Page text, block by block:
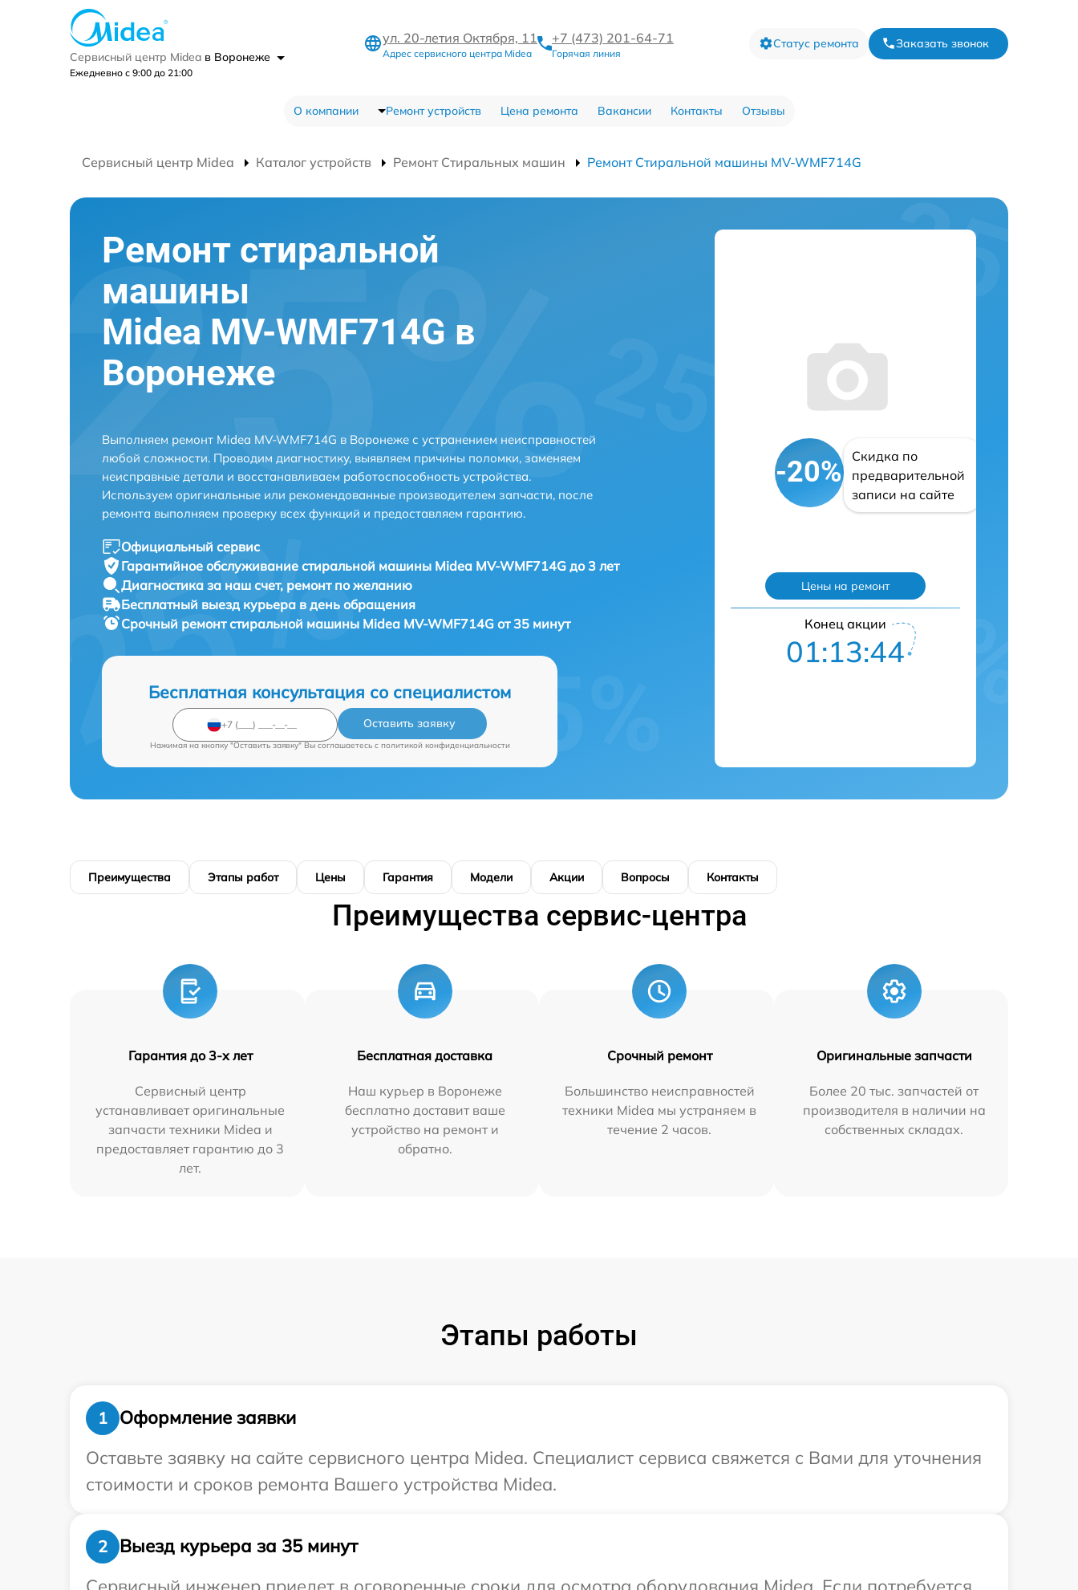
Сервисный центр Midea в Воронеже
Ежедневно с 9:00 до 21:00
ул. 20-летия Октября, 11
Адрес сервисного центра Midea
+7 (473) 201-64-71
Горячая линия
Статус ремонта Заказать звонок
О компании Ремонт устройств Цена ремонта Вакансии Контакты Отзывы
Сервисный центр Midea Каталог устройств Ремонт Стиральных машин Ремонт Стиральной машины MV-WMF714G
Ремонт стиральной
машины
Midea MV-WMF714G в
Воронеже
Выполняем ремонт Midea MV-WMF714G в Воронеже с устранением неисправностей
любой сложности. Проводим диагностику, выявляем причины поломки, заменяем
неисправные детали и восстанавливаем работоспособность устройства.
Используем оригинальные или рекомендованные производителем запчасти, после
ремонта выполняем проверку всех функций и предоставляем гарантию.
Официальный сервис
Гарантийное обслуживание стиральной машины Midea MV-WMF714G до 3 лет
Диагностика за наш счет, ремонт по желанию
Бесплатный выезд курьера в день обращения
Срочный ремонтстиральной машины Midea MV-WMF714G от 35 минут
Бесплатная консультация со специалистом
Оставить заявку
Нажимая на кнопку "Оставить заявку" Вы соглашаетесь c политикой конфиденциальности
-20%
Скидка по
предварительной
записи на сайте
Цены на ремонт
Конец акции
01:13:43
Преимущества Этапы работ Цены Гарантия Модели Акции Вопросы Контакты
Преимущества сервис-центра
Гарантия до 3-х лет
Сервисный центр
устанавливает оригинальные
запчасти техники Midea и
предоставляет гарантию до 3
лет.
Бесплатная доставка
Наш курьер в Воронеже
бесплатно доставит ваше
устройство на ремонт и
обратно.
Срочный ремонт
Большинство неисправностей
техники Midea мы устраняем в
течение 2 часов.
Оригинальные запчасти
Более 20 тыс. запчастей от
производителя в наличии на
собственных складах.
Этапы работы
1
Оформление заявки
Оставьте заявку на сайте сервисного центра Midea. Специалист сервиса свяжется с Вами для уточнения
стоимости и сроков ремонта Вашего устройства Midea.
2
Выезд курьера за 35 минут